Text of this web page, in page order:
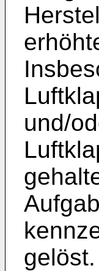
und/
gelöst.